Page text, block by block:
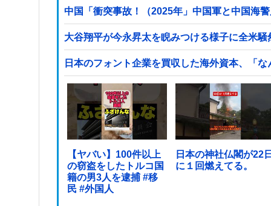
中国「衝突事故！（2025年」中国軍と中国海
大谷翔平が今永昇太を睨みつける様子に全米
日本のフォント企業を買収した海外資本、「
【ヤバい】100件以上
の窃盗をしたトルコ国
籍の男3人を逮捕 #移
民 #外国人
日本の神社仏閣が22
に１回燃えてる。